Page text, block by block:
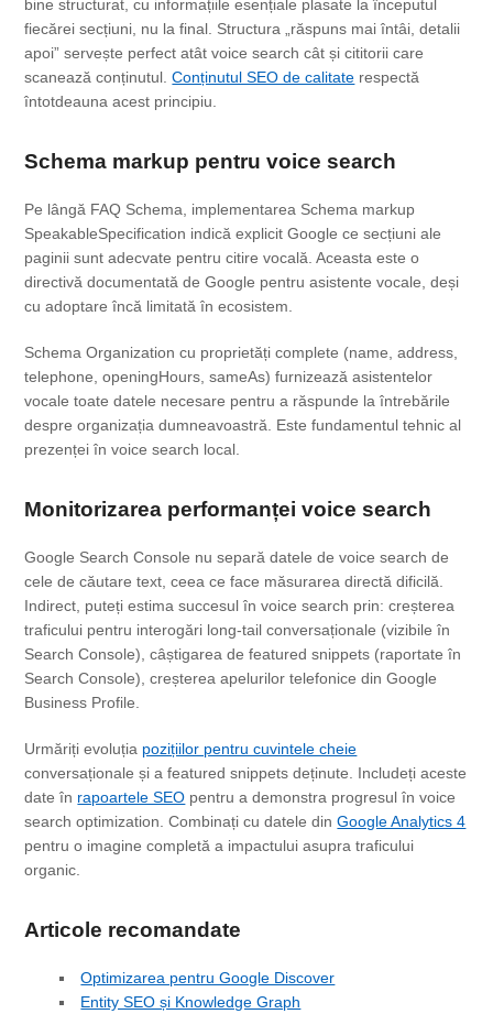
bine structurat, cu informațiile esențiale plasate la începutul
fiecărei secțiuni, nu la final. Structura „răspuns mai întâi, detalii
apoi” servește perfect atât voice search cât și cititorii care
scanează conținutul.Conținutul SEO de calitate respectă
întotdeauna acest principiu.
Schema markup pentru voice search
Pe lângă FAQ Schema, implementarea Schema markup
SpeakableSpecification indică explicit Google ce secțiuni ale
paginii sunt adecvate pentru citire vocală. Aceasta este o
directivă documentată de Google pentru asistente vocale, deși
cu adoptare încă limitată în ecosistem.
Schema Organization cu proprietăți complete (name, address,
telephone, openingHours, sameAs) furnizează asistentelor
vocale toate datele necesare pentru a răspunde la întrebările
despre organizația dumneavoastră. Este fundamentul tehnic al
prezenței în voice search local.
Monitorizarea performanței voice search
Google Search Console nu separă datele de voice search de
cele de căutare text, ceea ce face măsurarea directă dificilă.
Indirect, puteți estima succesul în voice search prin: creșterea
traficului pentru interogări long-tail conversaționale (vizibile în
Search Console), câștigarea de featured snippets (raportate în
Search Console), creșterea apelurilor telefonice din Google
Business Profile.
Urmăriți evoluția pozițiilor pentru cuvintele cheie
conversaționale și a featured snippets deținute. Includeți aceste
date în rapoartele SEO pentru a demonstra progresul în voice
search optimization. Combinați cu datele dinGoogle Analytics 4
pentru o imagine completă a impactului asupra traficului
organic.
Articole recomandate
Optimizarea pentru Google Discover
Entity SEO și Knowledge Graph